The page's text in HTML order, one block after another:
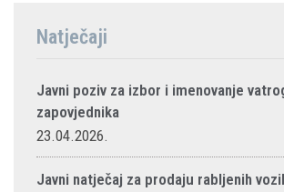
Natječaji
Javni poziv za izbor i imenovanje
zapovjednika
23.04.2026.
Javni natječaj za prodaju rabljenih